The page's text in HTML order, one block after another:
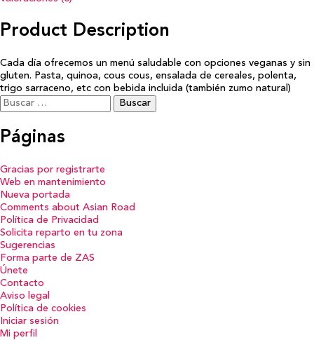
Product Description
Cada día ofrecemos un menú saludable con opciones veganas y sin
gluten. Pasta, quinoa, cous cous, ensalada de cereales, polenta,
trigo sarraceno, etc con bebida incluida (también zumo natural)
Buscar:
Páginas
Gracias por registrarte
Web en mantenimiento
Nueva portada
Comments about Asian Road
Política de Privacidad
Solicita reparto en tu zona
Sugerencias
Forma parte de ZAS
Únete
Contacto
Aviso legal
Política de cookies
Iniciar sesión
Mi perfil